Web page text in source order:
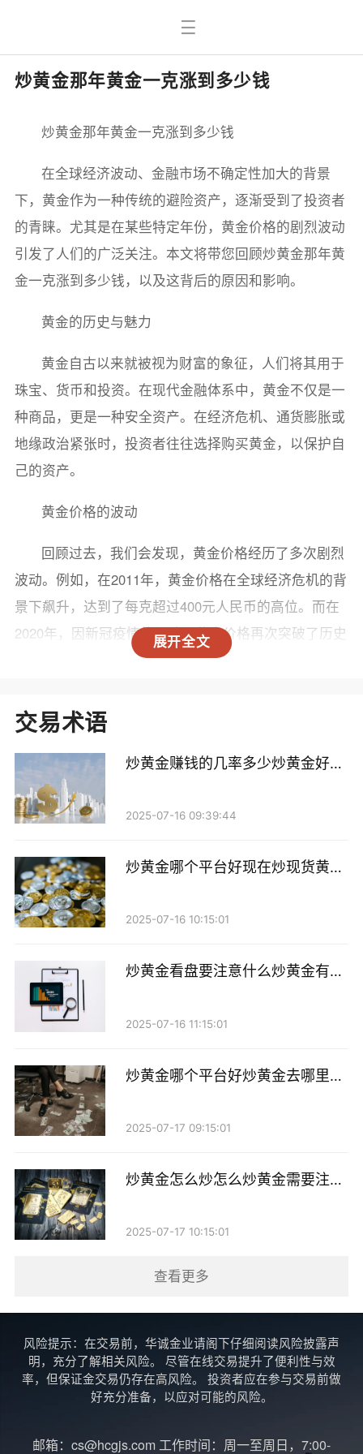
炒黄金那年黄金一克涨到多少钱
展开全文
炒黄金那年黄金一克涨到多少钱
在全球经济波动、金融市场不确定性加大的背景
下，黄金作为一种传统的避险资产，逐渐受到了投资者
的青睐。尤其是在某些特定年份，黄金价格的剧烈波动
引发了人们的广泛关注。本文将带您回顾炒黄金那年黄
金一克涨到多少钱，以及这背后的原因和影响。
黄金的历史与魅力
黄金自古以来就被视为财富的象征，人们将其用于
珠宝、货币和投资。在现代金融体系中，黄金不仅是一
种商品，更是一种安全资产。在经济危机、通货膨胀或
地缘政治紧张时，投资者往往选择购买黄金，以保护自
己的资产。
黄金价格的波动
回顾过去，我们会发现，黄金价格经历了多次剧烈
波动。例如，在2011年，黄金价格在全球经济危机的背
景下飙升，达到了每克超过400元人民币的高位。而在
2020年，因新冠疫情的影响，黄金价格再次突破了历史
最高点，达到每克接近500元人民币，甚至在某些时段
这段时间内，许多投资者纷纷涌入黄金市场，炒黄
金成为了一种热门的投资方式。对于普通投资者来说，
了解黄金市场的动态，掌握价格变动的原因，显得尤为
重要。
那么，究竟是什么因素导致黄金价格的上涨呢？首
先，全球经济的不确定性是一个重要原因。在经济萧
黄金等避险资产上，从而推动了黄金价格的上涨。
其次，通货膨胀也是推动黄金价格上涨的一个重要
往往会相对上升。此外，各国央行的货币政策，尤其是
低利率政策，也会导致投资者对黄金的需求增加，从而
进一步推高价格。
尽管炒黄金有其吸引力，但投资者也需要认识到其
中的风险。黄金价格的波动性较大，短期内可能会出现
做好充分的市场调研和风险评估。
定的时间以固定的金额购买黄金，这样可以分散风险，
降低因市场波动带来的影响。此外，投资者还可以通过
黄金ETF（交易所交易基金）、黄金期货等金融工具来
交易术语
炒黄金赚钱的几率多少炒黄金好还
2025-07-16 09:39:44
炒黄金哪个平台好现在炒现货黄金
2025-07-16 10:15:01
炒黄金看盘要注意什么炒黄金有哪
2025-07-16 11:15:01
炒黄金哪个平台好炒黄金去哪里开
2025-07-17 09:15:01
炒黄金怎么炒怎么炒黄金需要注意
2025-07-17 10:15:01
查看更多
风险提示：在交易前，华诚金业请阁下仔细阅读风险披露声
明，充分了解相关风险。 尽管在线交易提升了便利性与效
率，但保证金交易仍存在高风险。 投资者应在参与交易前做
好充分准备，以应对可能的风险。
邮箱：cs@hcgjs.com 工作时间：周一至周日，7:00-